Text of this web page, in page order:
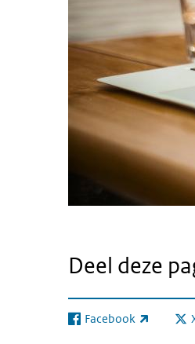
Deel deze
Facebook
(externe link)